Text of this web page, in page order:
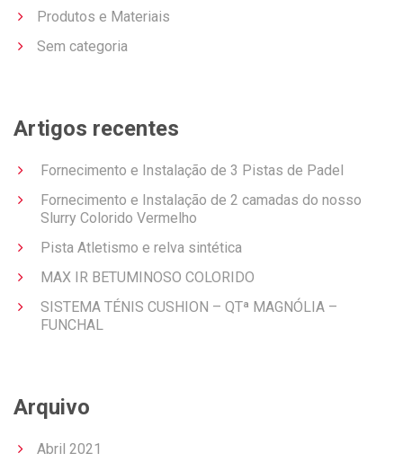
Produtos e Materiais
Sem categoria
Artigos recentes
Fornecimento e Instalação de 3 Pistas de Padel
Fornecimento e Instalação de 2 camadas do nosso
Slurry Colorido Vermelho
Pista Atletismo e relva sintética
MAX IR BETUMINOSO COLORIDO
SISTEMA TÉNIS CUSHION – QTª MAGNÓLIA –
FUNCHAL
Arquivo
Abril 2021